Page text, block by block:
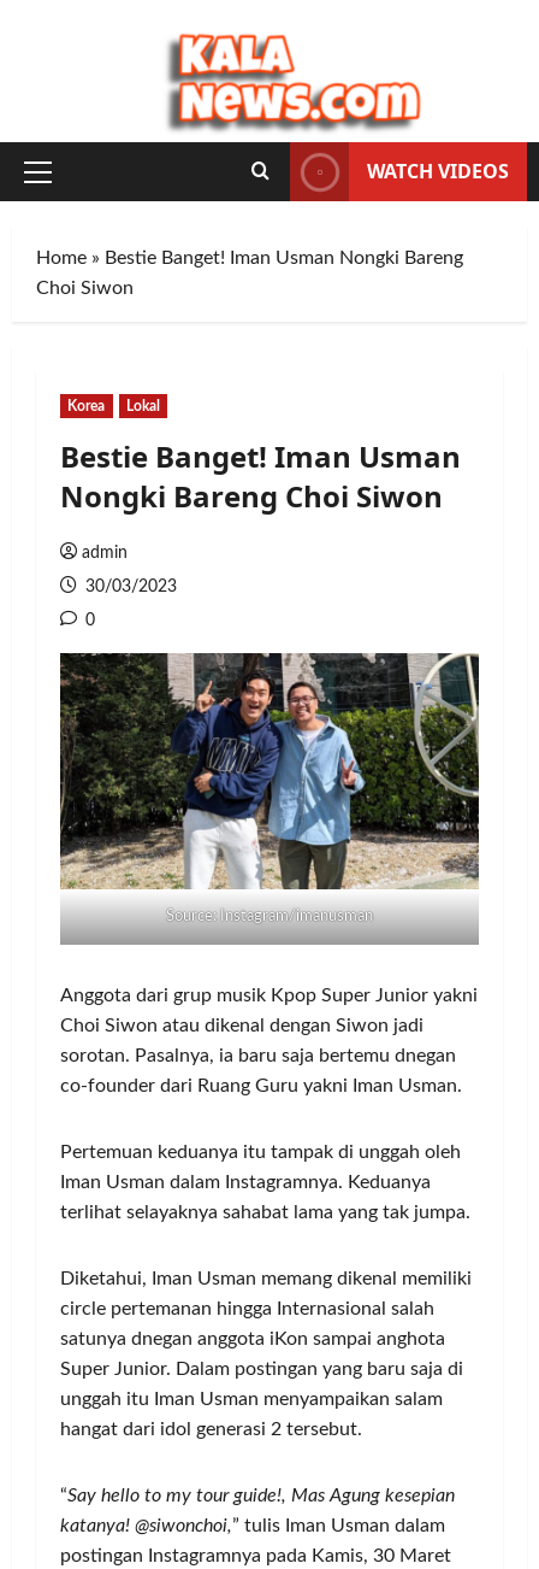
Primary
WATCH VIDEOS
Home » Bestie Banget! Iman Usman Nongki Bareng
Choi Siwon
Korea Lokal
Bestie Banget! Iman Usman
Nongki Bareng Choi Siwon
admin
30/03/2023
0
Source: Instagram/imanusman
Anggota dari grup musik Kpop Super Junior yakni
Choi Siwon atau dikenal dengan Siwon jadi
sorotan. Pasalnya, ia baru saja bertemu dnegan
co-founder dari Ruang Guru yakni Iman Usman.
Pertemuan keduanya itu tampak di unggah oleh
Iman Usman dalam Instagramnya. Keduanya
terlihat selayaknya sahabat lama yang tak jumpa.
Diketahui, Iman Usman memang dikenal memiliki
circle pertemanan hingga Internasional salah
satunya dnegan anggota iKon sampai anghota
Super Junior. Dalam postingan yang baru saja di
unggah itu Iman Usman menyampaikan salam
hangat dari idol generasi 2 tersebut.
“Say hello to my tour guide!, Mas Agung kesepian
katanya! @siwonchoi,” tulis Iman Usman dalam
postingan Instagramnya pada Kamis, 30 Maret